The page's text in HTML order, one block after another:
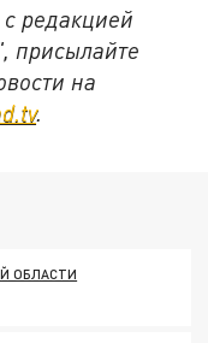
редакцией
присылайте
на
.
ОБЛАСТИ